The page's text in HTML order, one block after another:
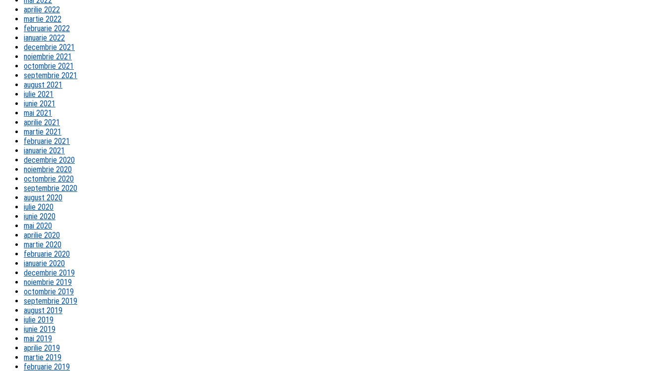
aprilie 2022
martie 2022
februarie 2022
ianuarie 2022
decembrie 2021
noiembrie 2021
octombrie 2021
septembrie 2021
august 2021
iulie 2021
iunie 2021
mai 2021
aprilie 2021
martie 2021
februarie 2021
ianuarie 2021
decembrie 2020
noiembrie 2020
octombrie 2020
septembrie 2020
august 2020
iulie 2020
iunie 2020
mai 2020
aprilie 2020
martie 2020
februarie 2020
ianuarie 2020
decembrie 2019
noiembrie 2019
octombrie 2019
septembrie 2019
august 2019
iulie 2019
iunie 2019
mai 2019
aprilie 2019
martie 2019
februarie 2019